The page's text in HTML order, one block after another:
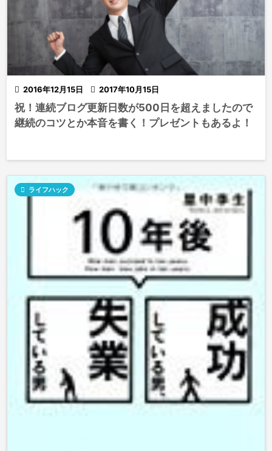
 2016年12月15日  2017年10月15日
祝！連続ブログ更新日数が500日を超えましたので
継続のコツとか本音を書く！プレゼントもあるよ！
 ライフハック